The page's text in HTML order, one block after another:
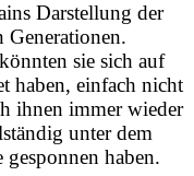
Darstellung der
Generationen.
sie sich auf
haben, einfach nicht
ihnen immer wieder
unter dem
gesponnen haben.